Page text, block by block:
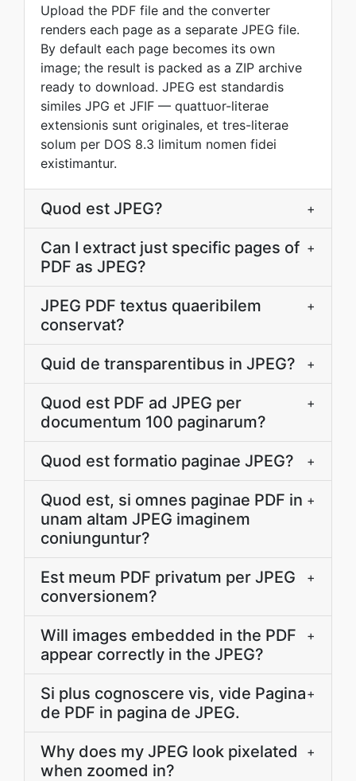
Upload the PDF file and the converter
renders each page as a separate JPEG file.
By default each page becomes its own
image; the result is packed as a ZIP archive
ready to download. JPEG est standardis
similes JPG et JFIF — quattuor-literae
extensionis sunt originales, et tres-literae
solum per DOS 8.3 limitum nomen fidei
existimantur.
Quod est JPEG? +
Can I extract just specific pages of
PDF as JPEG?
+
JPEG PDF textus quaeribilem
conservat?
+
Quid de transparentibus in JPEG? +
Quod est PDF ad JPEG per
documentum 100 paginarum?
+
Quod est formatio paginae JPEG? +
Quod est, si omnes paginae PDF in
unam altam JPEG imaginem
coniunguntur?
+
Est meum PDF privatum per JPEG
conversionem?
+
Will images embedded in the PDF
appear correctly in the JPEG?
+
Si plus cognoscere vis, vide Pagina
de PDF in pagina de JPEG.
+
Why does my JPEG look pixelated
when zoomed in?
+